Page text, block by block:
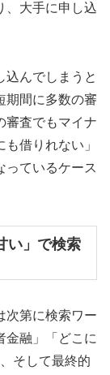
、大手に申し込
込んでしまうと
期間に多数の審
審査でもマイナ
借りれない」
っているケース
い」で検索
次第に検索ワー
金融」「どこに
そして最終的